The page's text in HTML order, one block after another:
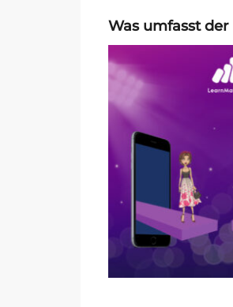
Was umfasst